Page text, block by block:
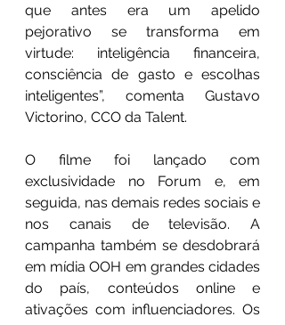
que antes era um apelido
pejorativo se transforma em
virtude: inteligência financeira,
consciência de gasto e escolhas
inteligentes”, comenta Gustavo
Victorino, CCO da Talent.
O filme foi lançado com
exclusividade no Forum e, em
seguida, nas demais redes sociais e
nos canais de televisão. A
campanha também se desdobrará
em mídia OOH em grandes cidades
do país, conteúdos online e
ativações com influenciadores. Os